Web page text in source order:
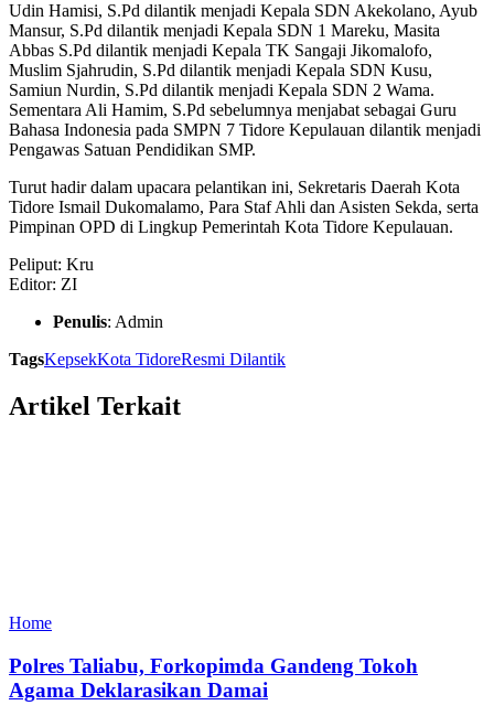
Udin Hamisi, S.Pd dilantik menjadi Kepala SDN Akekolano, Ayub
Mansur, S.Pd dilantik menjadi Kepala SDN 1 Mareku, Masita
Abbas S.Pd dilantik menjadi Kepala TK Sangaji Jikomalofo,
Muslim Sjahrudin, S.Pd dilantik menjadi Kepala SDN Kusu,
Samiun Nurdin, S.Pd dilantik menjadi Kepala SDN 2 Wama.
Sementara Ali Hamim, S.Pd sebelumnya menjabat sebagai Guru
Bahasa Indonesia pada SMPN 7 Tidore Kepulauan dilantik menjadi
Pengawas Satuan Pendidikan SMP.
Turut hadir dalam upacara pelantikan ini, Sekretaris Daerah Kota
Tidore Ismail Dukomalamo, Para Staf Ahli dan Asisten Sekda, serta
Pimpinan OPD di Lingkup Pemerintah Kota Tidore Kepulauan.
Peliput: Kru
Editor: ZI
Penulis: Admin
TagsKepsekKota TidoreResmi Dilantik
Artikel Terkait
Home
Polres Taliabu, Forkopimda Gandeng Tokoh
Agama Deklarasikan Damai